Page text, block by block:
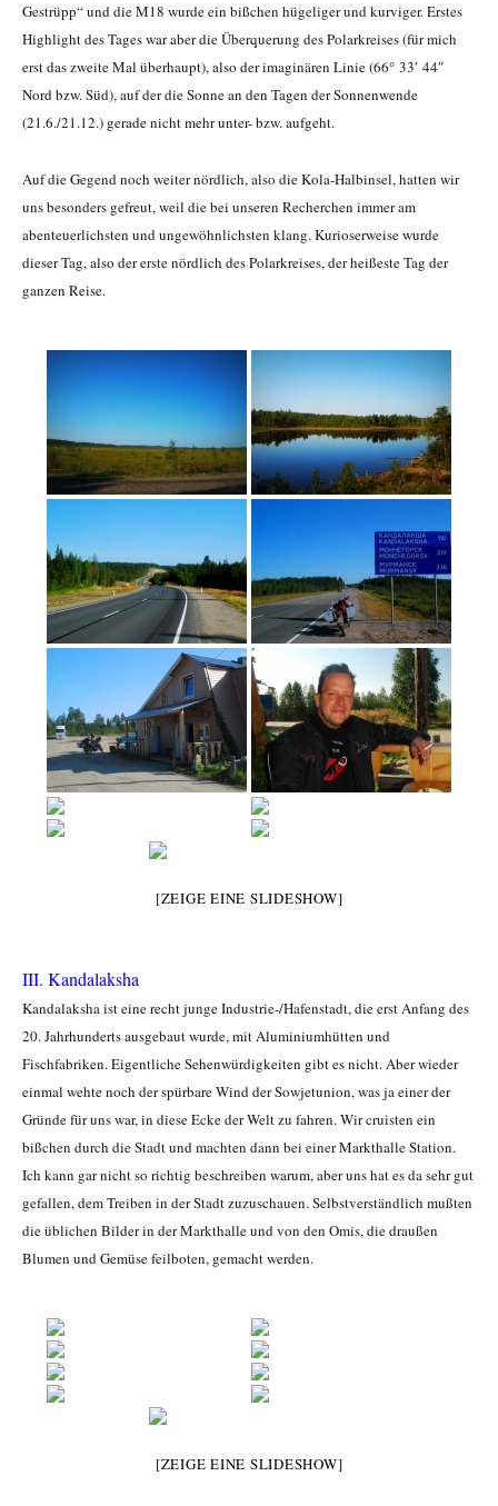
Gestrüpp“ und die M18 wurde ein bißchen hügeliger und kurviger. Erstes
Highlight des Tages war aber die Überquerung des Polarkreises (für mich
erst das zweite Mal überhaupt), also der imaginären Linie (66° 33′ 44″
Nord bzw. Süd), auf der die Sonne an den Tagen der Sonnenwende
(21.6./21.12.) gerade nicht mehr unter- bzw. aufgeht.
Auf die Gegend noch weiter nördlich, also die Kola-Halbinsel, hatten wir
uns besonders gefreut, weil die bei unseren Recherchen immer am
abenteuerlichsten und ungewöhnlichsten klang. Kurioserweise wurde
dieser Tag, also der erste nördlich des Polarkreises, der heißeste Tag der
ganzen Reise.
[ZEIGE EINE SLIDESHOW]
III. Kandalaksha
Kandalaksha ist eine recht junge Industrie-/Hafenstadt, die erst Anfang des
20. Jahrhunderts ausgebaut wurde, mit Aluminiumhütten und
Fischfabriken. Eigentliche Sehenwürdigkeiten gibt es nicht. Aber wieder
einmal wehte noch der spürbare Wind der Sowjetunion, was ja einer der
Gründe für uns war, in diese Ecke der Welt zu fahren. Wir cruisten ein
bißchen durch die Stadt und machten dann bei einer Markthalle Station.
Ich kann gar nicht so richtig beschreiben warum, aber uns hat es da sehr gut
gefallen, dem Treiben in der Stadt zuzuschauen. Selbstverständlich mußten
die üblichen Bilder in der Markthalle und von den Omis, die draußen
Blumen und Gemüse feilboten, gemacht werden.
[ZEIGE EINE SLIDESHOW]